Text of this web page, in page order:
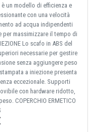
un modello di efficienza e
con una velocità
ad acqua indipendenti
massimizzare il tempo di
Lo scafo in ABS del
necessarie per gestire
senza aggiungere peso
a iniezione presenta
eccezionale. Supporti
con hardware ridotto,
COPERCHIO ERMETICO